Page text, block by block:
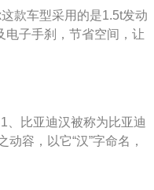
款车型采用的是1.5t发动
电子手刹，节省空间，让
手刹、双温区自动空
系统、BOS刹车优先系统
了艾格为比亚迪打造
，全LED前大灯画龙点
眼前一亮。
、比亚迪汉被称为比亚迪
容，以它“汉”字命名，
绝对出众的高级感觉。